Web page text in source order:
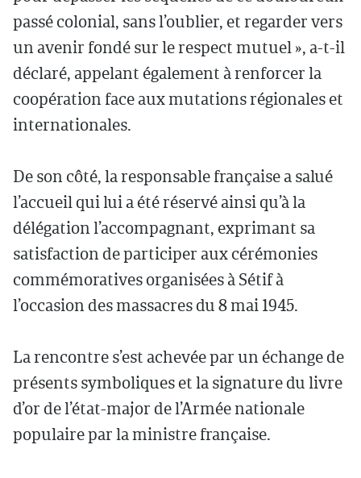
passé colonial, sans l’oublier, et regarder vers
un avenir fondé sur le respect mutuel », a-t-il
déclaré, appelant également à renforcer la
coopération face aux mutations régionales et
internationales.
De son côté, la responsable française a salué
l’accueil qui lui a été réservé ainsi qu’à la
délégation l’accompagnant, exprimant sa
satisfaction de participer aux cérémonies
commémoratives organisées à Sétif à
l’occasion des massacres du 8 mai 1945.
La rencontre s’est achevée par un échange de
présents symboliques et la signature du livre
d’or de l’état-major de l’Armée nationale
populaire par la ministre française.